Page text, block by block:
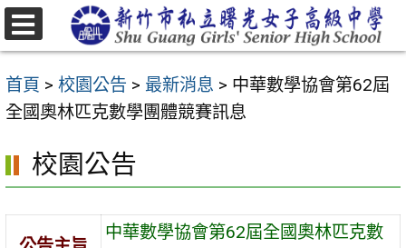
跳
至
要
內
區
首頁 > 校園公告 > 最新消息 > 中華數學協會第62屆
全國奧林匹克數學團體競賽訊息
校園公告
中華數學協會第62屆全國奧林匹克數
選
單